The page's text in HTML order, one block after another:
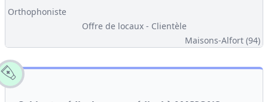
Orthophoniste
Offre de locaux - Clientèle
Maisons-Alfort (94)